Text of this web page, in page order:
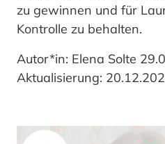
zu gewinnen und für
Kontrolle zu behalten.
Autor*in: Elena Solte
Aktualisierung: